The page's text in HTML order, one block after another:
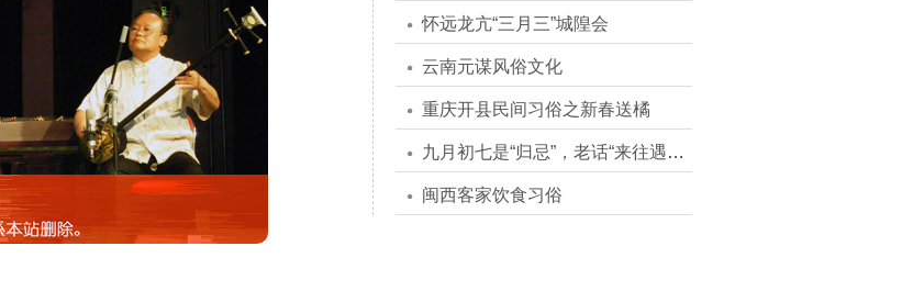
怀远龙亢“三月三”城隍会
云南元谋风俗文化
重庆开县民间习俗之新春送橘
九月初七是“归忌”，老话“来往遇归忌，老小都不安”
闽西客家饮食习俗